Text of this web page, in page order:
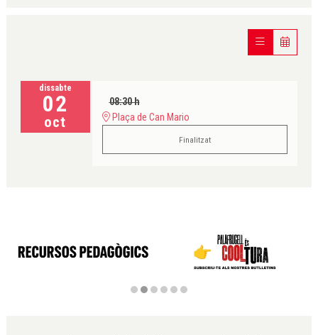
dissabte
02
oct
08:30 h
Plaça de Can Mario
Finalitzat